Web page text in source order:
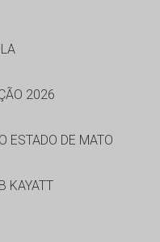
2026
ESTADO DE MATO
KAYATT